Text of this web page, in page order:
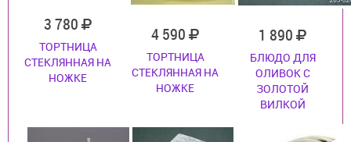
3 780
ТОРТНИЦА
СТЕКЛЯННАЯ НА
НОЖКЕ
4 590
ТОРТНИЦА
СТЕКЛЯННАЯ НА
НОЖКЕ
1 890
БЛЮДО ДЛЯ
ОЛИВОК С
ЗОЛОТОЙ
ВИЛКОЙ